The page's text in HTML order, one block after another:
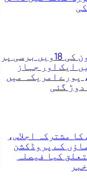
نائن الیون کی 18ویں‌ برسی پر
ایک اور جہاز
پورے امریکہ میں
گئی
مشترکہ اجلاس،
کے پروڈکشن
کیا فیصلہ